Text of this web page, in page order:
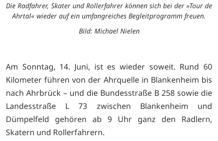
Die Radfahrer, Skater und Rollerfahrer können sich bei der »Tour de
Ahrtal« wieder auf ein umfangreiches Begleitprogramm freuen.
Bild: Michael Nielen
Am Sonntag, 14. Juni, ist es wieder soweit. Rund 60
Kilometer führen von der Ahrquelle in Blankenheim bis
nach Ahrbrück – und die Bundesstraße B 258 sowie die
Landesstraße L 73 zwischen Blankenheim und
Dümpelfeld gehören ab 9 Uhr ganz den Radlern,
Skatern und Rollerfahrern.